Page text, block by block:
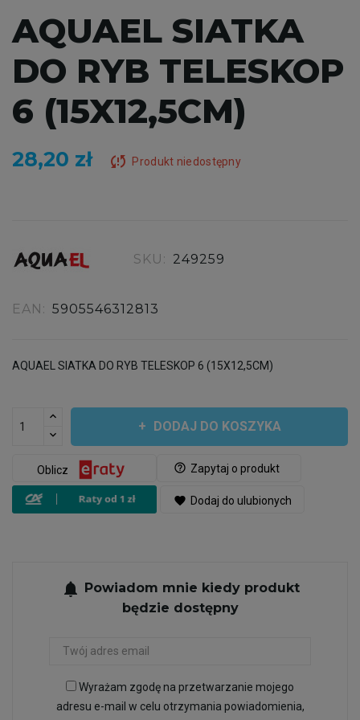
AQUAEL SIATKA
DO RYB TELESKOP
6 (15X12,5CM)
28,20 zł sync_problem Produkt niedostępny
SKU: 249259
EAN: 5905546312813
AQUAEL SIATKA DO RYB TELESKOP 6 (15X12,5CM)
DODAJ DO KOSZYKA
help_outline Zapytaj o produkt
Oblicz
favorite Dodaj do ulubionych
notifications Powiadom mnie kiedy produkt
będzie dostępny
Wyrażam zgodę na przetwarzanie mojego
adresu e-mail w celu otrzymania powiadomienia,